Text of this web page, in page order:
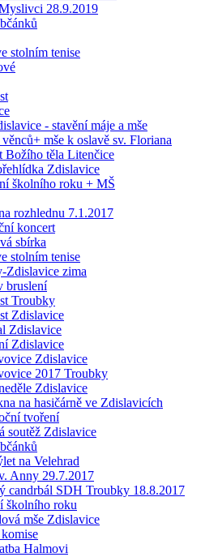
28.9.2019
stolním tenise
- stavění máje a mše
mše k oslavě sv. Floriana
Božího těla Litenčice
Zdislavice
školního roku + MŠ
rozhlednu 7.1.2017
koncert
sbírka
stolním tenise
Zdislavice zima
bruslení
Troubky
Zdislavice
Zdislavice
Zdislavice
Zdislavice
2017 Troubky
Zdislavice
na hasičárně ve Zdislavicích
tvoření
soutěž Zdislavice
na Velehrad
Anny 29.7.2017
candrbál SDH Troubky 18.8.2017
školního roku
mše Zdislavice
Halmovi